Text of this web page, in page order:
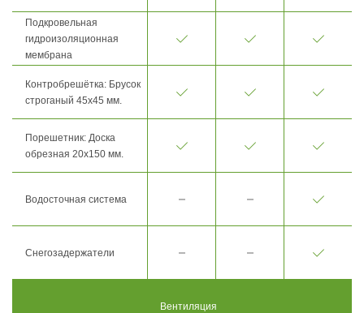
Подкровельная
гидроизоляционная
мембрана
Контробрешётка: Брусок
строганый 45х45 мм.
Порешетник: Доска
обрезная 20х150 мм.
Водосточная система
Снегозадержатели
Вентиляция